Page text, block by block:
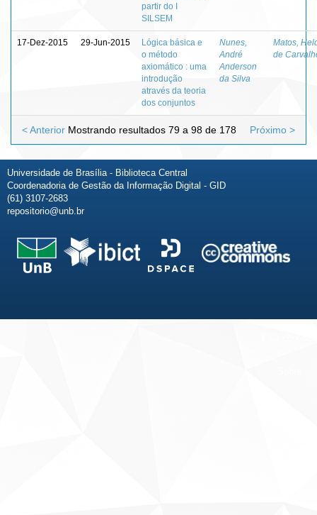
partir do I
SILSEM
17-Dez-2015 29-Jun-2015
Lógica básica e
o método
axiomático : uma
introdução
através da teoria
dos conjuntos
Nunes,
André
Anderson
da Silva
Matos,
de
Mostrando resultados 79 a 98 de 178
< Anterior Próximo >
Universidade de Brasília - Biblioteca Central
Coordenadoria de Gestão da Informação Digital - GID
(61) 3107-2683
repositorio@unb.br